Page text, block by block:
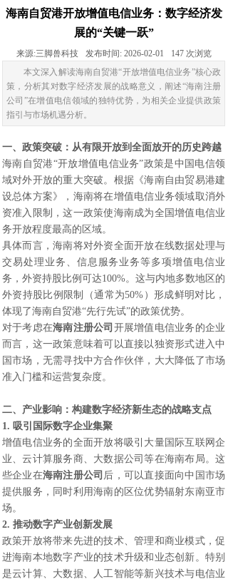
海南自贸港开放增值电信业务：数字经济发
展的“关键一跃”
来源:三脚兽科技 发布时间: 2026-02-01 147 次浏览
本文深入解读海南自贸港“开放增值电信业务”核心政
策，分析其对数字经济发展的战略意义，阐述“海南注册
公司”在增值电信领域的独特优势，为相关企业提供政策
指引与市场机遇分析。
一、政策突破：从有限开放到全面放开的历史跨越
海南自贸港“开放增值电信业务”政策是中国电信领
域对外开放的重大突破。根据《海南自由贸易港建
设总体方案》，海南将在增值电信业务领域取消外
资准入限制，这一政策使海南成为全国增值电信业
务开放程度最高的区域。
具体而言，海南将对外资全面开放在线数据处理与
交易处理业务、信息服务业务等多项增值电信业
务，外资持股比例可达100%。这与内地多数地区的
外资持股比例限制（通常为50%）形成鲜明对比，
体现了海南自贸港“先行先试”的政策优势。
对于考虑在海南注册公司 开展增值电信业务的企业
而言，这一政策意味着可以直接以独资形式进入中
国市场，无需寻找中方合作伙伴，大大降低了市场
准入门槛和运营复杂度。
二、产业影响：构建数字经济新生态的战略支点
1. 吸引国际数字企业集聚
增值电信业务的全面开放将吸引大量国际互联网企
业、云计算服务商、大数据公司等在海南布局。这
些企业在海南注册公司 后，可以直接面向中国市场
提供服务，同时利用海南的区位优势辐射东南亚市
场。
2. 推动数字产业创新发展
政策开放将带来先进的技术、管理和商业模式，促
进海南本地数字产业的技术升级和业态创新。特别
是云计算、大数据、人工智能等新兴技术与电信业